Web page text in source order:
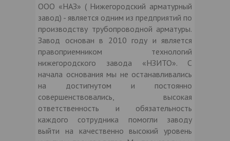
ООО «НАЗ» ( Нижегородский арматурный
завод) - является одним из предприятий по
производству трубопроводной арматуры.
Завод основан в 2010 году и является
правоприемником технологий
нижегородского завода «НЗИТО». С
начала основания мы не останавливались
на достигнутом и постоянно
совершенствовались, высокая
ответственность и обязательность
каждого сотрудника помогли заводу
выйти на качественно высокий уровень